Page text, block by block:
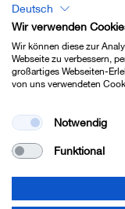
Lexikon -
Impressum
Kontakt
Deutsch
Wir verwenden
Wir können diese zur
Webseite zu verbessern,
großartiges Webseiten-
von uns verwendeten
Notwendig
Funktional